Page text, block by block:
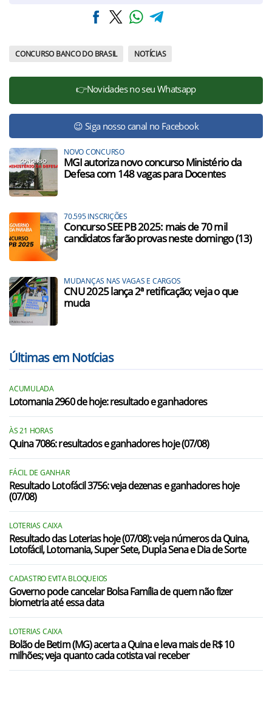
CONCURSO BANCO DO BRASIL NOTÍCIAS
👉Novidades no seu Whatsapp
😉 Siga nosso canal no Facebook
NOVO CONCURSO
MGI autoriza novo concurso Ministério da
Defesa com 148 vagas para Docentes
70.595 INSCRIÇÕES
Concurso SEE PB 2025: mais de 70 mil
candidatos farão provas neste domingo (13)
MUDANÇAS NAS VAGAS E CARGOS
CNU 2025 lança 2ª retificação; veja o que
muda
Últimas em Notícias
ACUMULADA
Lotomania 2960 de hoje: resultado e ganhadores
ÀS 21 HORAS
Quina 7086: resultados e ganhadores hoje (07/08)
FÁCIL DE GANHAR
Resultado Lotofácil 3756: veja dezenas e ganhadores hoje
(07/08)
LOTERIAS CAIXA
Resultado das Loterias hoje (07/08): veja números da Quina,
Lotofácil, Lotomania, Super Sete, Dupla Sena e Dia de Sorte
CADASTRO EVITA BLOQUEIOS
Governo pode cancelar Bolsa Família de quem não fizer
biometria até essa data
LOTERIAS CAIXA
Bolão de Betim (MG) acerta a Quina e leva mais de R$ 10
milhões; veja quanto cada cotista vai receber